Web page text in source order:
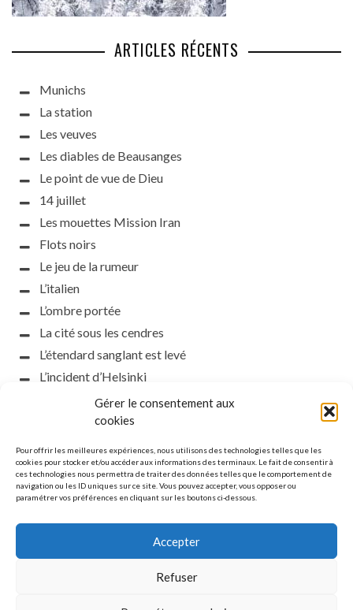
Gérer le consentement aux
cookies
Pour offrir les meilleures expériences, nous utilisons des technologies telles que les
cookies pour stocker et/ou accéder aux informations des terminaux. Le fait de consentir à
ces technologies nous permettra de traiter des données telles que le comportement de
navigation ou les ID uniques sur ce site. Vous pouvez accepter, vous opposer ou
paramétrer vos préférences en cliquant sur les boutons ci-dessous.
Accepter
Refuser
ARTICLES RÉCENTS
Munichs
La station
Les veuves
Les diables de Beausanges
Le point de vue de Dieu
14 juillet
Les mouettes Mission Iran
Flots noirs
Le jeu de la rumeur
L’italien
L’ombre portée
La cité sous les cendres
L’étendard sanglant est levé
L’incident d’Helsinki
la petite fasciste
Toutes les nuances de la nuit
Que s’obscurcissent le soleil et la lumière
Le silence